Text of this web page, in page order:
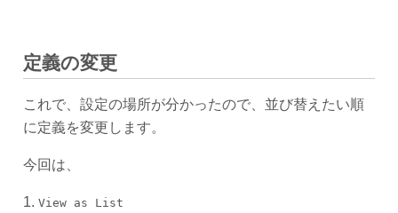
定義の変更
これで、設定の場所が分かったので、並び替えたい順
に定義を変更します。
今回は、
1. View as List